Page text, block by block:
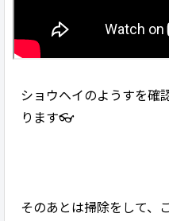
ショウヘイのようすを確
ります👓
そのあとは掃除をして、